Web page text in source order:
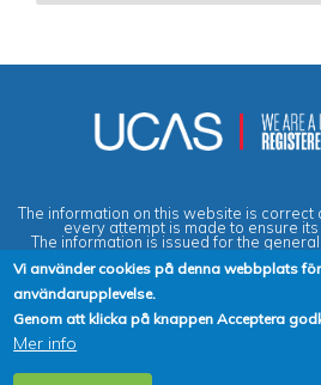
The information on this website is correct
every attempt is made to ensure
The information is issued for the
does not form part of any
Privacy & Data Protection Policy|
Human Trafficking Statement | Terms &
Vi använder cookies på denna webbplats
användarupplevelse.
Genom att klicka på knappen Acceptera
Mer info